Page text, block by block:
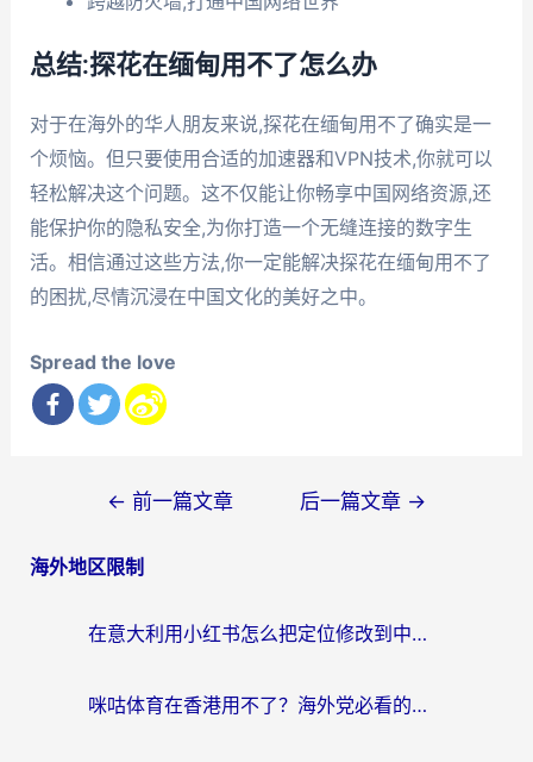
总结:探花在缅甸用不了怎么办
对于在海外的华人朋友来说,探花在缅甸用不了确实是一
个烦恼。但只要使用合适的加速器和VPN技术,你就可以
轻松解决这个问题。这不仅能让你畅享中国网络资源,还
能保护你的隐私安全,为你打造一个无缝连接的数字生
活。相信通过这些方法,你一定能解决探花在缅甸用不了
的困扰,尽情沉浸在中国文化的美好之中。
Spread the love
导
← 前一篇文章 后一篇文章 →
海外地区限制
在意大利用小红书怎么把定位修改到中国国内？3个实用技巧+1个靠谱工具帮你搞定
咪咕体育在香港用不了？海外党必看的回国加速器选择指南（附3个真实场景解决方案）